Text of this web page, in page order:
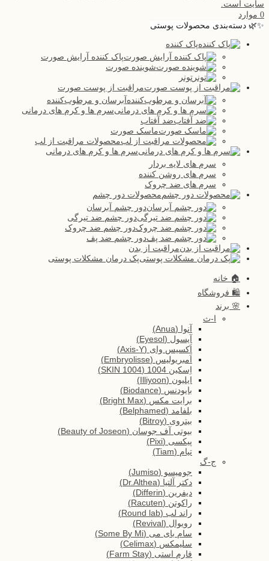
سایت است.
0 موارد
✨🌿 دسته‌بندی محصولات پوستی
پاک کننده
پاک کننده آرایش صورت
شوینده صورت
تونر
مراقبت از پوست صورت
آبرسان و مرطوب‌کننده
سرم ها و کرم های درمانی
ضد آفتاب
ماسک صورت
محصولات مراقبت از لب
سرم ها و کرم های درمانی
سرم های لایه بردار
سرم های روشن کننده
سرم های ضد چروک
محصولات دور چشم
دور چشم آبرسان
دور چشم ضد تیرگی
دور چشم ضد چروک
دور چشم ضد پف
مراقبت از بدن
پک درمان مشکلات پوستی
🏠 خانه
🛍️ فروشگاه
🌸 برند
ا-ث
آنوا (Anua)
آیسول (Eyesol)
اَکسیس وای (Axis-Y)
اَمبریولیس (Embryolisse)
اِسکین 1004 (SKIN 1004)
ایلیون (Illiyoon)
بایودنس (Biodance)
برایت مکس (Bright Max)
بلفامد (Belphamed)
بیتروی (Bitroy)
بیوتی آف جوسان (Beauty of Joseon)
پیکسی (Pixi)
تیام (Tiam)
ج-گ
جومیسو (Jumiso)
دکتر آلتیا (Dr.Althea)
دیفرین (Differin)
راکوتن (Racuten)
راند لب (Round lab)
رویوال (Revival)
سام بای می (Some By Mi)
سلیمکس (Celimax)
فارم استی (Farm Stay)